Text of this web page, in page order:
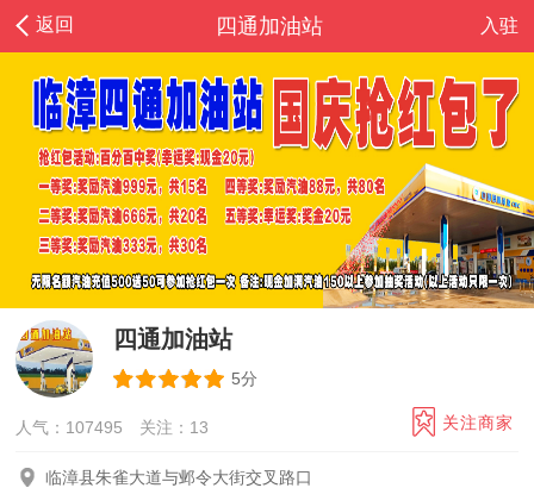
返回 四通加油站 入驻
四通加油站
5分
人气：107495 关注： 13 关注商家
临漳县朱雀大道与邺令大街交叉路口